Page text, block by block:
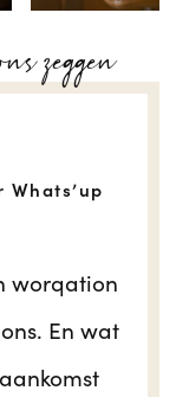
zeggen
worqation
En wat